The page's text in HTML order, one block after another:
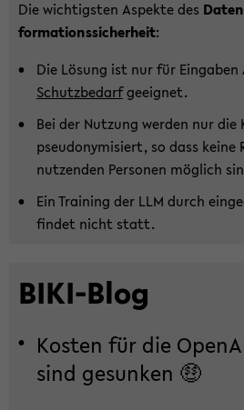
Die wich­tigs­ten Aspek­te des
for­ma­ti­ons­si­cher­heit:
Die Lö­sung ist nur für
Schutz­be­darfge­eig­net.
Bei der Nut­zung wer­den nur
pseud­ony­mi­siert, so dass keine
nut­zen­den Per­so­nen mög­lich
Ein Trai­ning der LLM durch
fin­det nicht statt.
BIKI-​Blog
Kos­ten für die
sind ge­sun­ken 🤑